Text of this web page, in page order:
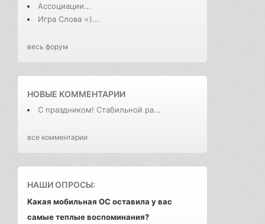
Ассоциации...
Игра Слова =)...
весь форум
НОВЫЕ КОММЕНТАРИИ
С праздником! Стабильной ра...
все комментарии
НАШИ ОПРОСЫ:
Какая мобильная ОС оставила у вас
самые теплые воспоминания?